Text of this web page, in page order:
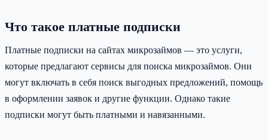
Что такое платные подписки
Платные подписки на сайтах микрозаймов — это услуги,
которые предлагают сервисы для поиска микрозаймов. Они
могут включать в себя поиск выгодных предложений, помощь
в оформлении заявок и другие функции. Однако такие
подписки могут быть платными и навязанными.